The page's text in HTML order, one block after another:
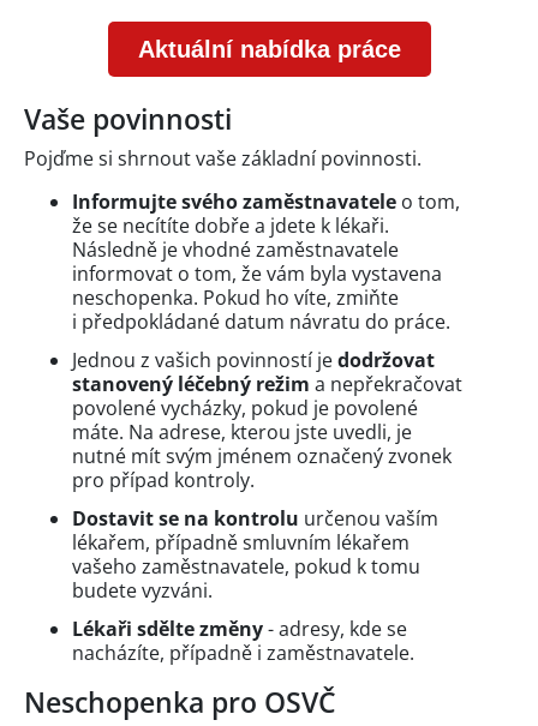
Aktuální nabídka práce
Vaše povinnosti
Pojďme si shrnout vaše základní povinnosti.
Informujte svého zaměstnavatele o tom,
že se necítíte dobře a jdete k lékaři.
Následně je vhodné zaměstnavatele
informovat o tom, že vám byla vystavena
neschopenka. Pokud ho víte, zmiňte
i předpokládané datum návratu do práce.
Jednou z vašich povinností jedodržovat
stanovený léčebný režim a nepřekračovat
povolené vycházky, pokud je povolené
máte. Na adrese, kterou jste uvedli, je
nutné mít svým jménem označený zvonek
pro případ kontroly.
Dostavit se na kontrolu určenou vaším
lékařem, případně smluvním lékařem
vašeho zaměstnavatele, pokud k tomu
budete vyzváni.
Lékaři sdělte změny- adresy, kde se
nacházíte, případně i zaměstnavatele.
Neschopenka pro OSVČ